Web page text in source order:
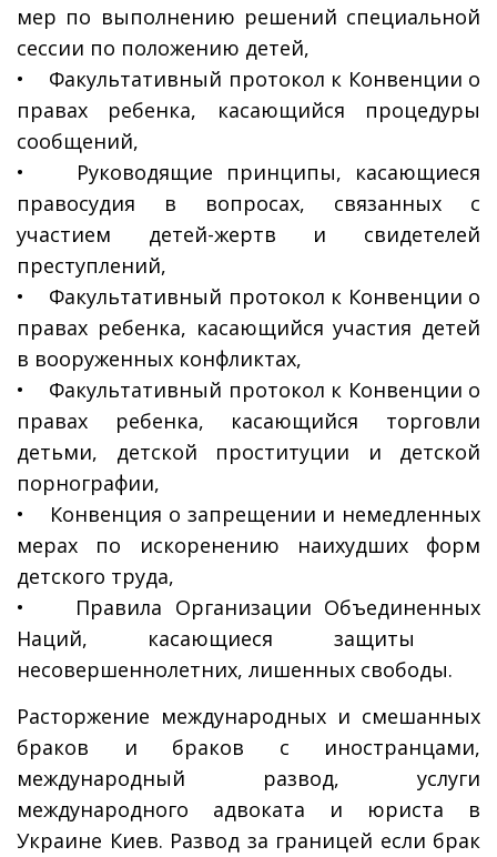
мер по выполнению решений специальной
сессии по положению детей,
• Факультативный протокол к Конвенции о
правах ребенка, касающийся процедуры
сообщений,
• Руководящие принципы, касающиеся
правосудия в вопросах, связанных с
участием детей-жертв и свидетелей
преступлений,
• Факультативный протокол к Конвенции о
правах ребенка, касающийся участия детей
в вооруженных конфликтах,
• Факультативный протокол к Конвенции о
правах ребенка, касающийся торговли
детьми, детской проституции и детской
порнографии,
• Конвенция о запрещении и немедленных
мерах по искоренению наихудших форм
детского труда,
• Правила Организации Объединенных
Наций, касающиеся защиты
несовершеннолетних, лишенных свободы.
Расторжение международных и смешанных
браков и браков с иностранцами,
международный развод, услуги
международного адвоката и юриста в
Украине Киев. Развод за границей если брак